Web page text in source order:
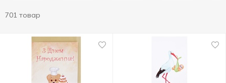
701 товар